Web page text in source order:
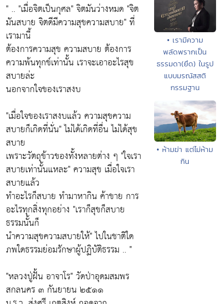
" .. "เมื่อจิตเป็นกุศล"จิตมันว่างหมด "จิต
มันสบาย จิตดีมีความสุขความสบาย"ที่
เรามานี้
ต้องการความสุข ความสบาย ต้องการ
ความพ้นทุกข์เท่านั้น เราจะเอาอะไรสุข
สบายล่ะ
นอกจากใจของเราสงบ
"เมื่อใจของเราสงบแล้ว ความสุขความ
สบายก็เกิดที่นั่น"ไม่ได้เกิดที่อื่น ไม่ได้สุข
สบาย
เพราะวัตถุข้าวของทั้งหลายต่าง ๆ "ใจเรา
สบายเท่านั้นแหละ"ความสุข เมื่อใจเรา
สบายแล้ว
ทำอะไรก็สบาย ทำมาหากิน ค้าขาย การ
อะไรทุกสิ่งทุกอย่าง "เราก็สุขก็สบาย
ธรรมนั้นก็
นำความสุขความสบายให้"ไปในชาติใด
ภพใดธรรมย่อมรักษาผู้ปฏิบัติธรรม .. "
"หลวงปู่ฝั้น อาจาโร"วัดป่าอุดมสมพร
สกลนคร ๓ กันยายน ๒๕๑๑
• เรามีความ
พลัดพรากเป็น
ธรรมดา(ยึด) ในรูป
แบบมรณัสสติ
กรรมฐาน
• ห้ามฆ่า แต่ไม่ห้าม
กิน